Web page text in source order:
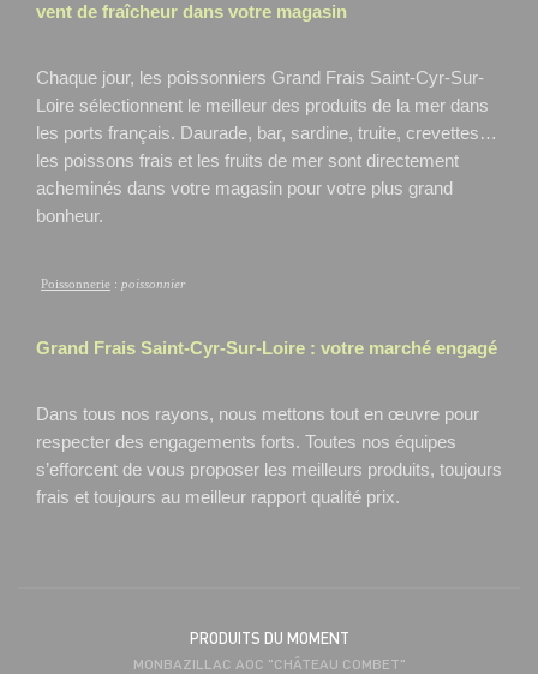
vent de fraîcheur dans votre magasin
Chaque jour, les poissonniers Grand Frais Saint-Cyr-Sur-
Loire sélectionnent le meilleur des produits de la mer dans
les ports français. Daurade, bar, sardine, truite, crevettes…
les poissons frais et les fruits de mer sont directement
acheminés dans votre magasin pour votre plus grand
bonheur.
Poissonnerie : poissonnier
Grand Frais Saint-Cyr-Sur-Loire : votre marché engagé
Dans tous nos rayons, nous mettons tout en œuvre pour
respecter des engagements forts. Toutes nos équipes
s’efforcent de vous proposer les meilleurs produits, toujours
frais et toujours au meilleur rapport qualité prix.
PRODUITS DU MOMENT
MONBAZILLAC AOC "CHÂTEAU COMBET"